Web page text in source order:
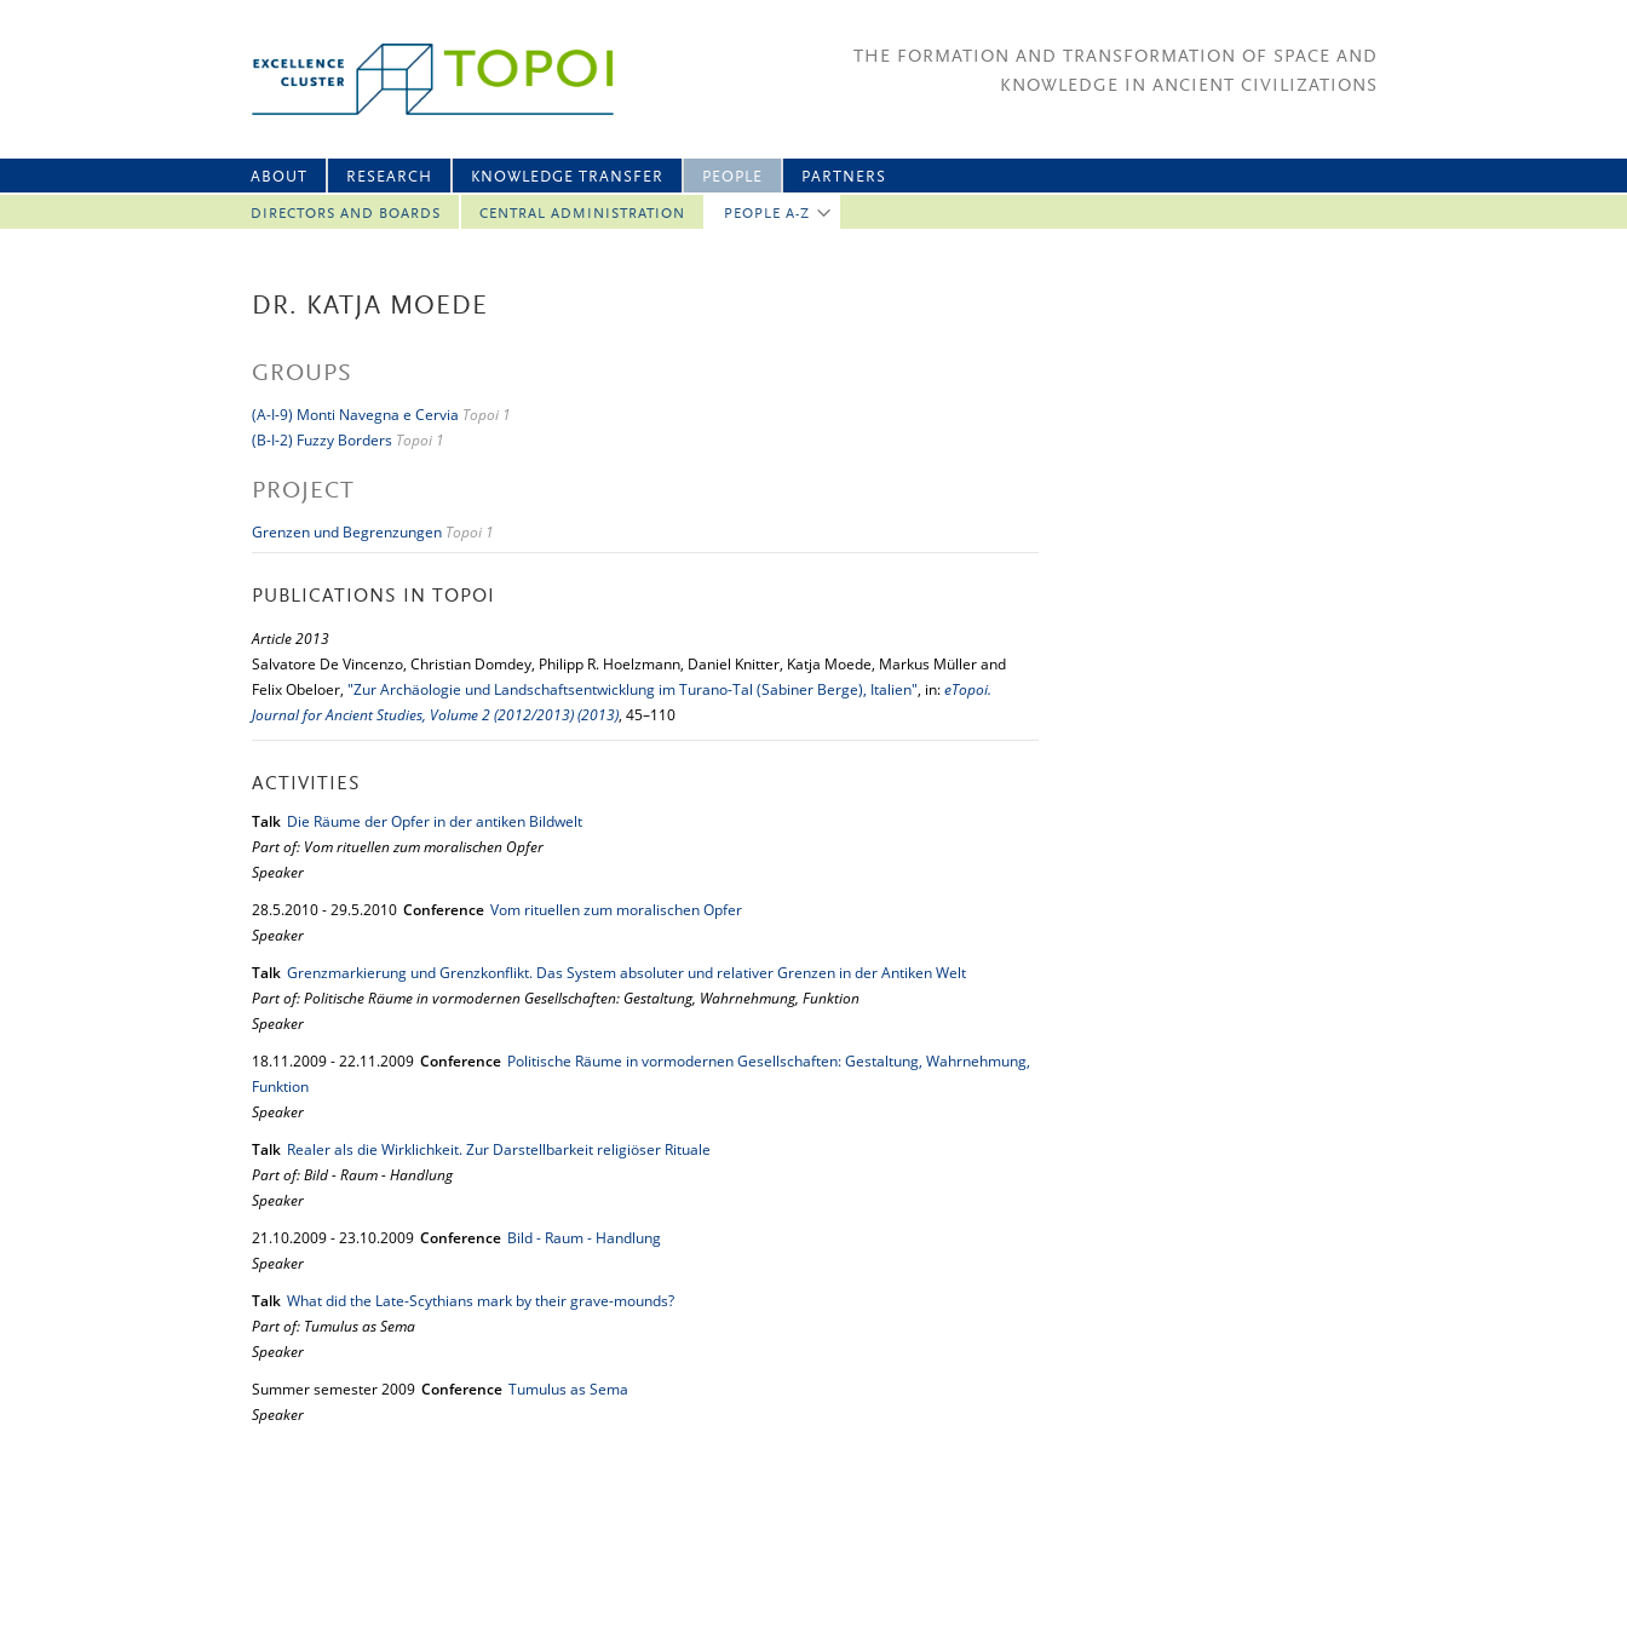
THE FORMATION AND TRANSFORMATION OF SPACE AND
KNOWLEDGE IN ANCIENT CIVILIZATIONS
ABOUT RESEARCH KNOWLEDGE TRANSFER PEOPLE
DIRECTORS AND BOARDS CENTRAL ADMINISTRATION PEOPLE A-Z
PARTNERS
DR. KATJA MOEDE
GROUPS
(A-I-9) Monti Navegna e Cervia Topoi 1
(B-I-2) Fuzzy Borders Topoi 1
PROJECT
Grenzen und Begrenzungen Topoi 1
PUBLICATIONS IN TOPOI
Article 2013
Salvatore De Vincenzo, Christian Domdey, Philipp R. Hoelzmann, Daniel Knitter, Katja Moede, Markus Müller and
Felix Obeloer, "Zur Archäologie und Landschaftsentwicklung im Turano-Tal (Sabiner Berge), Italien", in:eTopoi.
Journal for Ancient Studies, Volume 2 (2012/2013) (2013), 45–110
ACTIVITIES
Talk Die Räume der Opfer in der antiken Bildwelt
Part of: Vom rituellen zum moralischen Opfer
Speaker
28.5.2010-29.5.2010 Conference Vom rituellen zum moralischen Opfer
Speaker
Talk Grenzmarkierung und Grenzkonflikt. Das System absoluter und relativer Grenzen in der Antiken Welt
Part of: Politische Räume in vormodernen Gesellschaften: Gestaltung, Wahrnehmung, Funktion
Speaker
18.11.2009-22.11.2009 Conference Politische Räume in vormodernen Gesellschaften: Gestaltung, Wahrnehmung,
Funktion
Speaker
Talk Realer als die Wirklichkeit. Zur Darstellbarkeit religiöser Rituale
Part of: Bild - Raum - Handlung
Speaker
21.10.2009-23.10.2009 Conference Bild - Raum - Handlung
Speaker
Talk What did the Late-Scythians mark by their grave-mounds?
Part of: Tumulus as Sema
Speaker
Summer semester 2009 Conference Tumulus as Sema
Speaker